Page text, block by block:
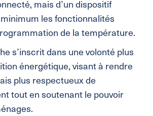
mais d’un dispositif
les fonctionnalités
de la température.
s’inscrit dans une volonté plus
énergétique, visant à rendre
plus respectueux de
tout en soutenant le pouvoir